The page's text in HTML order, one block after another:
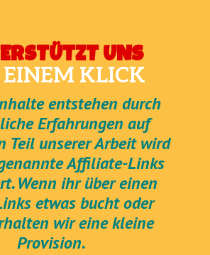
UNS
KLICK
entstehen durch
Erfahrungen auf
Teil unserer Arbeit wird
Affiliate-Links
Wenn ihr über einen
etwas bucht oder
wir eine kleine
Provision.